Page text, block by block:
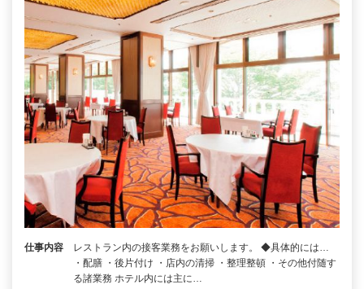
仕事内容
レストラン内の接客業務をお願いします。 ◆具体的には…
・配膳 ・後片付け ・店内の清掃 ・整理整頓 ・その他付随す
る諸業務 ホテル内には主に…